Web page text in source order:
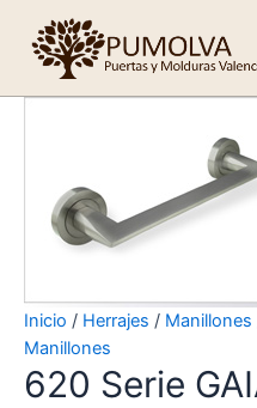
contenido
Inicio / Herrajes / Manillones
Manillones
620 Serie